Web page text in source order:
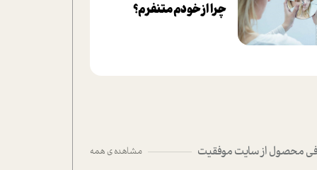
چرا از خودم متنفرم؟
محصول از سایت موفقیت مشاهده ی همه